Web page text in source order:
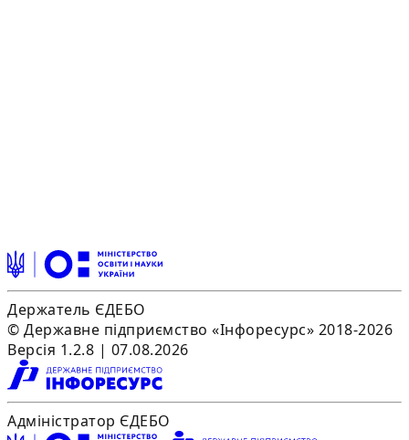
Держатель ЄДЕБО
© Державне підприємство «Інфоресурс» 2018-2026
Версія 1.2.8 | 07.08.2026
Адміністратор ЄДЕБО